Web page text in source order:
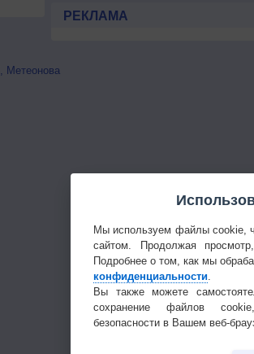
РЕКЛАМА
Метеонова
Мы используем файлы cookie,
сайтом. Продолжая
Подробнее о том, как мы
конфиденциальности
Вы также можете
сохранение файлов
безопасности в Вашем веб-